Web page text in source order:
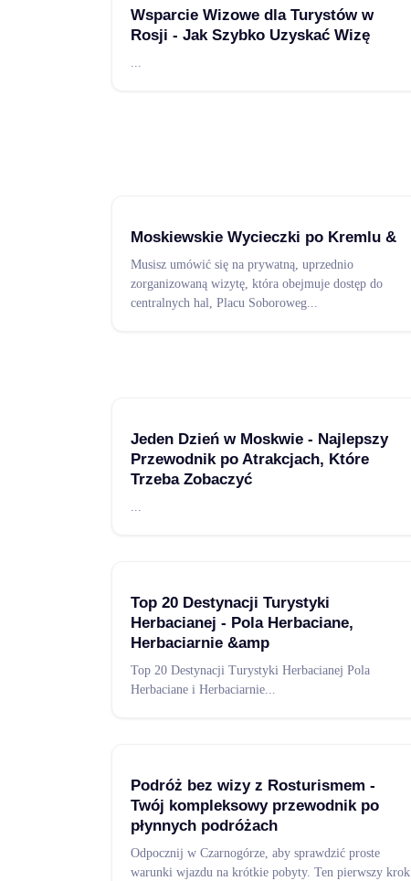
Wsparcie Wizowe dla Turystów w
Rosji - Jak Szybko Uzyskać Wizę
Moskiewskie Wycieczki po Kremlu &
Musisz umówić się na prywatną, uprzednio
zorganizowaną wizytę, która obejmuje dostęp do
centralnych hal, Placu Soboroweg...
Jeden Dzień w Moskwie - Najlepszy
Przewodnik po Atrakcjach, Które
Trzeba Zobaczyć
...
Top 20 Destynacji Turystyki
Herbacianej - Pola Herbaciane,
Herbaciarnie &amp
Top 20 Destynacji Turystyki Herbacianej Pola
Herbaciane i Herbaciarnie...
Podróż bez wizy z Rosturismem -
Twój kompleksowy przewodnik po
płynnych podróżach
Odpocznij w Czarnogórze, aby sprawdzić proste
warunki wjazdu na krótkie pobyty. Ten pierwszy krok